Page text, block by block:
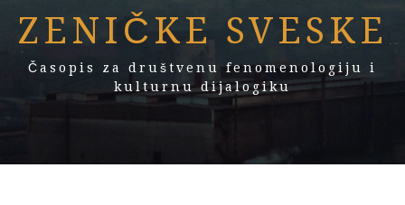
ZENIČKE SVESKE
Časopis za društvenu fenomenologiju i
kulturnu dijalogiku